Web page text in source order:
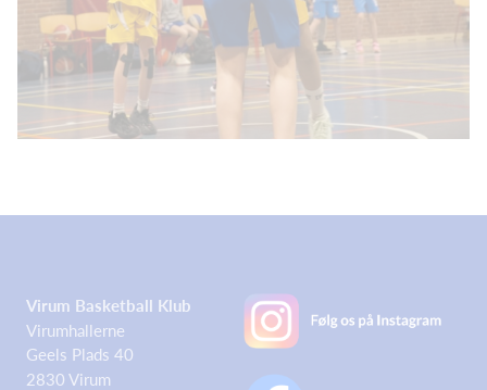
Virum Basketball Klub
Virumhallerne
Geels Plads 40
2830 Virum